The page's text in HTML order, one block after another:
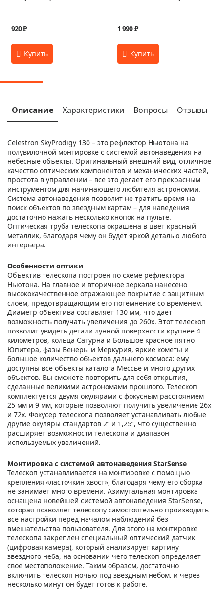
920 ₽ 1 990 ₽
Описание Характеристики Вопросы Отзывы
Celestron SkyProdigy 130 – это рефлектор Ньютона на
полувилочной монтировке с системой автонаведения на
небесные объекты. Оригинальный внешний вид, отличное
качество оптических компонентов и механических частей,
простота в управлении – все это делает его прекрасным
инструментом для начинающего любителя астрономии.
Система автонаведения позволит не тратить время на
поиск объектов по звездным картам – для наведения
достаточно нажать несколько кнопок на пульте.
Оптическая труба телескопа окрашена в цвет красный
металлик, благодаря чему он будет яркой деталью любого
интерьера.
Особенности оптики
Объектив телескопа построен по схеме рефлектора
Ньютона. На главное и вторичное зеркала нанесено
высококачественное отражающее покрытие с защитным
слоем, предотвращающим его потемнение со временем.
Диаметр объектива составляет 130 мм, что дает
возможность получать увеличения до 260х. Этот телескоп
позволит увидеть детали лунной поверхности крупнее 4
километров, кольца Сатурна и Большое красное пятно
Юпитера, фазы Венеры и Меркурия, яркие кометы и
большое количество объектов дальнего космоса: ему
доступны все объекты каталога Мессье и много других
объектов. Вы сможете повторить для себя открытия,
сделанные великими астрономами прошлого. Телескоп
комплектуется двумя окулярами с фокусным расстоянием
25 мм и 9 мм, которые позволяют получить увеличение 26х
и 72х. Фокусер телескопа позволяет устанавливать любые
другие окуляры стандартов 2” и 1,25”, что существенно
расширяет возможности телескопа и диапазон
используемых увеличений.
Монтировка с системой автонаведения StarSense
Телескоп устанавливается на монтировке с помощью
крепления «ласточкин хвост», благодаря чему его сборка
не занимает много времени. Азимутальная монтировка
оснащена новейшей системой автонаведения StarSense,
которая позволяет телескопу самостоятельно производить
все настройки перед началом наблюдений без
вмешательства пользователя. Для этого на монтировке
телескопа закреплен специальный оптический датчик
(цифровая камера), который анализирует картину
звездного неба, на основании чего телескоп определяет
свое местоположение. Таким образом, достаточно
включить телескоп ночью под звездным небом, и через
несколько минут он будет готов к работе.